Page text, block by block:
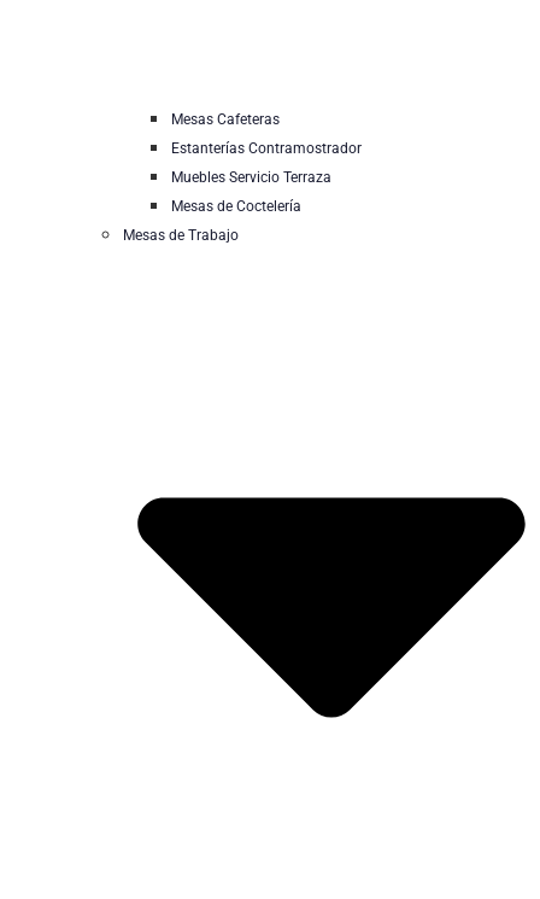
Mesas Cafeteras
Estanterías Contramostrador
Muebles Servicio Terraza
Mesas de Coctelería
Mesas de Trabajo